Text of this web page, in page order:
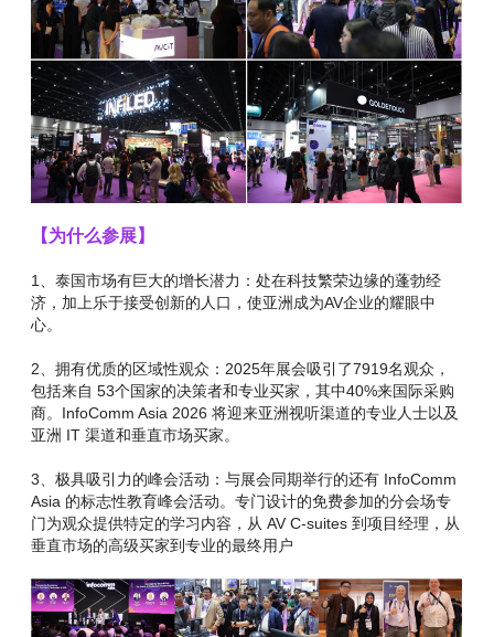
【为什么参展】
1、泰国市场有巨大的增长潜力：处在科技繁荣边缘的蓬勃经
济，加上乐于接受创新的人口，使亚洲成为AV企业的耀眼中
心。
2、拥有优质的区域性观众：2025年展会吸引了7919名观众，
包括来自 53个国家的决策者和专业买家，其中40%来国际采购
商。InfoComm Asia 2026 将迎来亚洲视听渠道的专业人士以及
亚洲 IT 渠道和垂直市场买家。
3、极具吸引力的峰会活动：与展会同期举行的还有 InfoComm
Asia 的标志性教育峰会活动。专门设计的免费参加的分会场专
门为观众提供特定的学习内容，从 AV C-suites 到项目经理，从
垂直市场的高级买家到专业的最终用户